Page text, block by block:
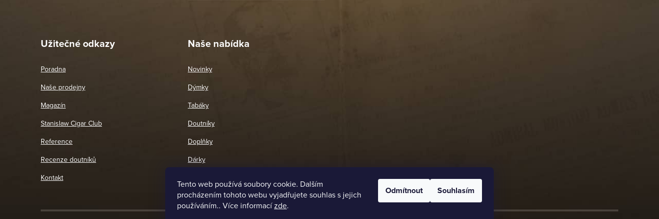
Tento web používá soubory cookie. Dalším
procházením tohoto webu vyjadřujete souhlas s jejich
používáním.. Více informacízde.
Odmítnout Souhlasím
Užitečné odkazy
Poradna
Naše prodejny
Magazín
Stanislaw Cigar Club
Reference
Recenze doutníků
Kontakt
Naše nabídka
Novinky
Dýmky
Tabáky
Doutníky
Doplňky
Dárky